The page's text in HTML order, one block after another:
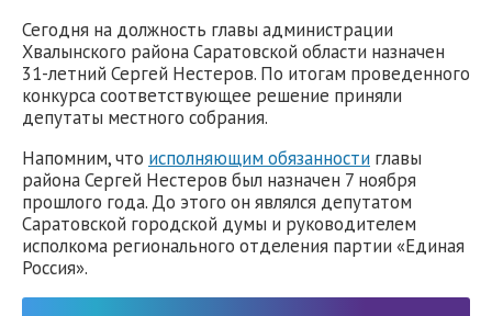
Сегодня на должность главы администрации
Хвалынского района Саратовской области назначен
31-летний Сергей Нестеров. По итогам проведенного
конкурса соответствующее решение приняли
депутаты местного собрания.
Напомним, что исполняющим обязанности главы
района Сергей Нестеров был назначен 7 ноября
прошлого года. До этого он являлся депутатом
Саратовской городской думы и руководителем
исполкома регионального отделения партии «Единая
Россия».